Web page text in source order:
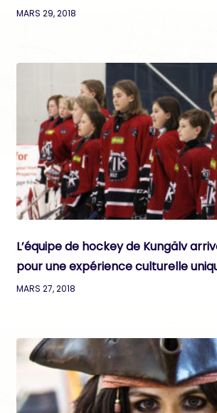
MARS 29, 2018
L’équipe de hockey de Kungälv
pour une expérience culturelle
MARS 27, 2018